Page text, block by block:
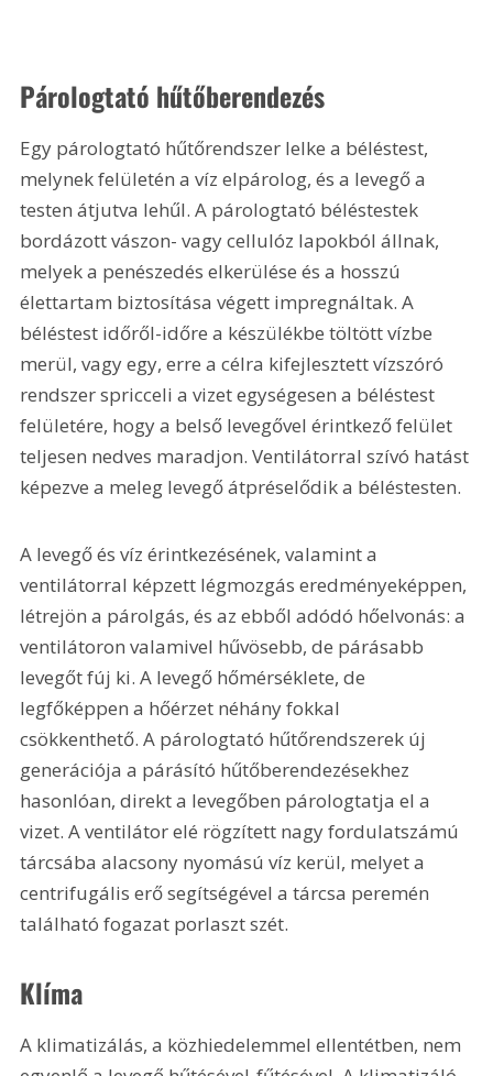
Párologtató hűtőberendezés
Egy párologtató hűtőrendszer lelke a béléstest,
melynek felületén a víz elpárolog, és a levegő a
testen átjutva lehűl. A párologtató béléstestek
bordázott vászon- vagy cellulóz lapokból állnak,
melyek a penészedés elkerülése és a hosszú
élettartam biztosítása végett impregnáltak. A
béléstest időről-időre a készülékbe töltött vízbe
merül, vagy egy, erre a célra kifejlesztett vízszóró
rendszer spricceli a vizet egységesen a béléstest
felületére, hogy a belső levegővel érintkező felület
teljesen nedves maradjon. Ventilátorral szívó hatást
képezve a meleg levegő átpréselődik a béléstesten.
A levegő és víz érintkezésének, valamint a
ventilátorral képzett légmozgás eredményeképpen,
létrejön a párolgás, és az ebből adódó hőelvonás: a
ventilátoron valamivel hűvösebb, de párásabb
levegőt fúj ki. A levegő hőmérséklete, de
legfőképpen a hőérzet néhány fokkal
csökkenthető. A párologtató hűtőrendszerek új
generációja a párásító hűtőberendezésekhez
hasonlóan, direkt a levegőben párologtatja el a
vizet. A ventilátor elé rögzített nagy fordulatszámú
tárcsába alacsony nyomású víz kerül, melyet a
centrifugális erő segítségével a tárcsa peremén
található fogazat porlaszt szét.
Klíma
A klimatizálás, a közhiedelemmel ellentétben, nem